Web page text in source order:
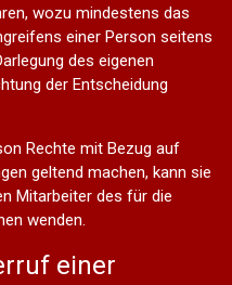
wozu mindestens das
einer Person seitens
des eigenen
der Entscheidung
Rechte mit Bezug auf
geltend machen, kann sie
Mitarbeiter des für die
wenden.
einer